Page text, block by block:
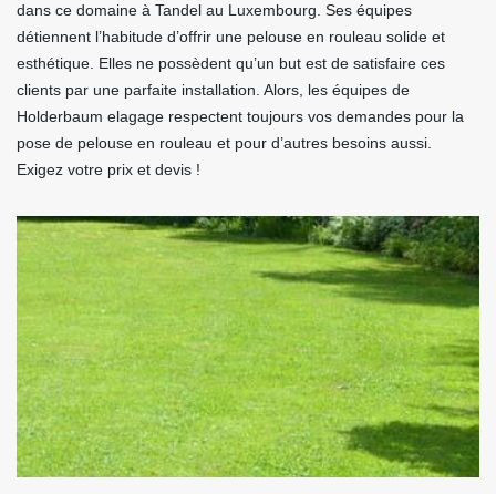
dans ce domaine à Tandel au Luxembourg. Ses équipes
détiennent l’habitude d’offrir une pelouse en rouleau solide et
esthétique. Elles ne possèdent qu’un but est de satisfaire ces
clients par une parfaite installation. Alors, les équipes de
Holderbaum elagage respectent toujours vos demandes pour la
pose de pelouse en rouleau et pour d’autres besoins aussi.
Exigez votre prix et devis !